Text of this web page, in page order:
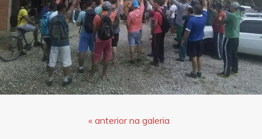
« anterior na galeria